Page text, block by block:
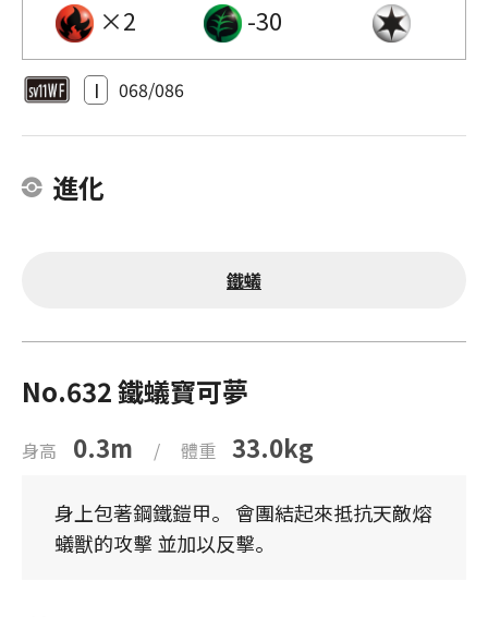
×2 -30
I 068/086
進化
鐵蟻
No.632 鐵蟻寶可夢
身高 0.3m / 體重 33.0kg
身上包著鋼鐵鎧甲。 會團結起來抵抗天敵熔
蟻獸的攻擊 並加以反擊。